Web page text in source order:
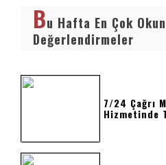
Bu Hafta En Çok
Değerlendirmeler
7/24 Çağrı
Hizmetinde